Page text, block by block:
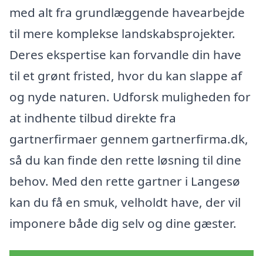
med alt fra grundlæggende havearbejde
til mere komplekse landskabsprojekter.
Deres ekspertise kan forvandle din have
til et grønt fristed, hvor du kan slappe af
og nyde naturen. Udforsk muligheden for
at indhente tilbud direkte fra
gartnerfirmaer gennem gartnerfirma.dk,
så du kan finde den rette løsning til dine
behov. Med den rette gartner i Langesø
kan du få en smuk, velholdt have, der vil
imponere både dig selv og dine gæster.